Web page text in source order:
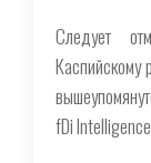
Следует
Каспийскому
fDi